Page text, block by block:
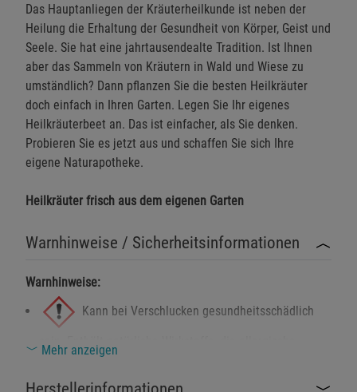
Das Hauptanliegen der Kräuterheilkunde ist neben der
Heilung die Erhaltung der Gesundheit von Körper, Geist und
Seele. Sie hat eine jahrtausendealte Tradition. Ist Ihnen
aber das Sammeln von Kräutern in Wald und Wiese zu
umständlich? Dann pflanzen Sie die besten Heilkräuter
doch einfach in Ihren Garten. Legen Sie Ihr eigenes
Heilkräuterbeet an. Das ist einfacher, als Sie denken.
Probieren Sie es jetzt aus und schaffen Sie sich Ihre
eigene Naturapotheke.
Heilkräuter frisch aus dem eigenen Garten
Warnhinweise / Sicherheitsinformationen
Warnhinweise:
Kann bei Verschlucken gesundheitsschädlich
Reaktionen auslösen können.
Nicht für Kinder unter 3 Jahren geeignet.
Mehr anzeigen